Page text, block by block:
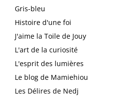
Gris-bleu
Histoire d'une foi
J'aime la Toile de Jouy
L'art de la curiosité
L'esprit des lumières
Le blog de Mamiehiou
Les Délires de Nedj